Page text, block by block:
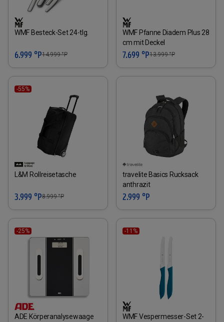
WMF Besteck-Set 24-tlg.
6.999 °P14.999°P
WMF Pfanne Diadem Plus 28
cm mit Deckel
7.699 °P13.999°P
-55%
L&M Rollreisetasche
3.999 °P8.999°P
travelite Basics Rucksack
anthrazit
2.999 °P
-25%
ADE Körperanalysewaage
-11%
WMF Vespermesser-Set 2-